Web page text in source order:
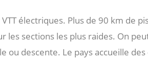
électriques. Plus de 90 km de
les sections les plus raides. On
ou descente. Le pays accueille